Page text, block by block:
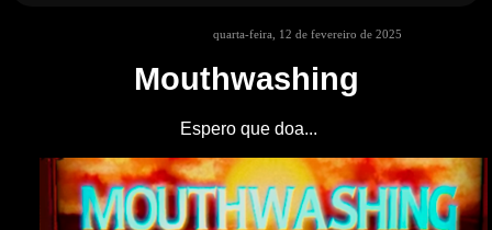
quarta-feira, 12 de fevereiro de 2025
Mouthwashing
Espero que doa...